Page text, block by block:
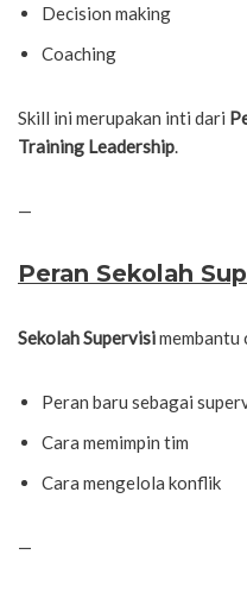
Decision making
Coaching
Skill ini merupakan inti dari
Training Leadership.
—
Peran Sekolah
Sekolah Supervisimembantu
Peran baru sebagai
Cara memimpin tim
Cara mengelola konflik
—